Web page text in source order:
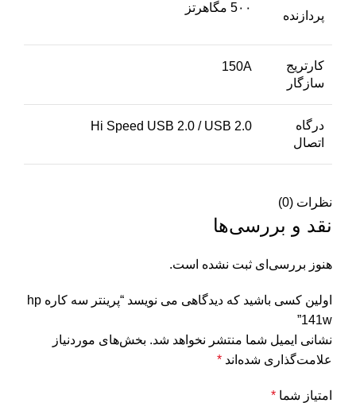
پردازنده
5۰۰ مگاهرتز
کارتریج
سازگار
150A
درگاه
اتصال
Hi Speed USB 2.0 / USB 2.0
نظرات (0)
نقد و بررسی‌ها
هنوز بررسی‌ای ثبت نشده است.
اولین کسی باشید که دیدگاهی می نویسد “پرینتر سه کاره hp
141w”
نشانی ایمیل شما منتشر نخواهد شد. بخش‌های موردنیاز
علامت‌گذاری شده‌اند *
امتیاز شما *